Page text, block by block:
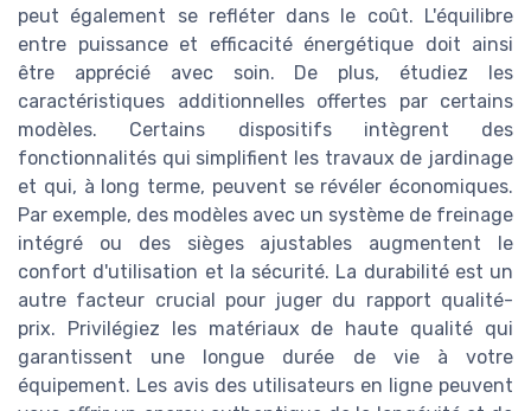
peut également se refléter dans le coût. L'équilibre
entre puissance et efficacité énergétique doit ainsi
être apprécié avec soin. De plus, étudiez les
caractéristiques additionnelles offertes par certains
modèles. Certains dispositifs intègrent des
fonctionnalités qui simplifient les travaux de jardinage
et qui, à long terme, peuvent se révéler économiques.
Par exemple, des modèles avec un système de freinage
intégré ou des sièges ajustables augmentent le
confort d'utilisation et la sécurité. La durabilité est un
autre facteur crucial pour juger du rapport qualité-
prix. Privilégiez les matériaux de haute qualité qui
garantissent une longue durée de vie à votre
équipement. Les avis des utilisateurs en ligne peuvent